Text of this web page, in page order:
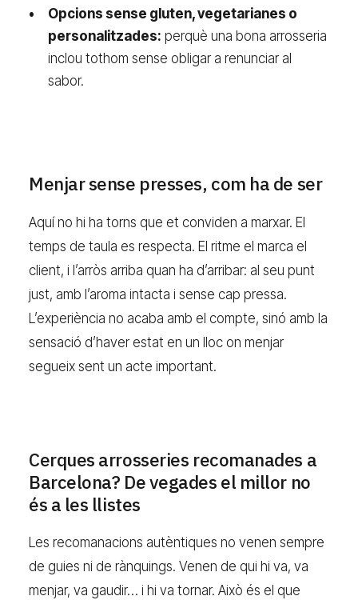
Opcions sense gluten, vegetarianes o
personalitzades: perquè una bona arrosseria
inclou tothom sense obligar a renunciar al
sabor.
Menjar sense presses, com ha de ser
Aquí no hi ha torns que et conviden a marxar. El
temps de taula es respecta. El ritme el marca el
client, i l’arròs arriba quan ha d’arribar: al seu punt
just, amb l’aroma intacta i sense cap pressa.
L’experiència no acaba amb el compte, sinó amb la
sensació d’haver estat en un lloc on menjar
segueix sent un acte important.
Cerques arrosseries recomanades a
Barcelona? De vegades el millor no
és a les llistes
Les recomanacions autèntiques no venen sempre
de guies ni de rànquings. Venen de qui hi va, va
menjar, va gaudir… i hi va tornar. Això és el que